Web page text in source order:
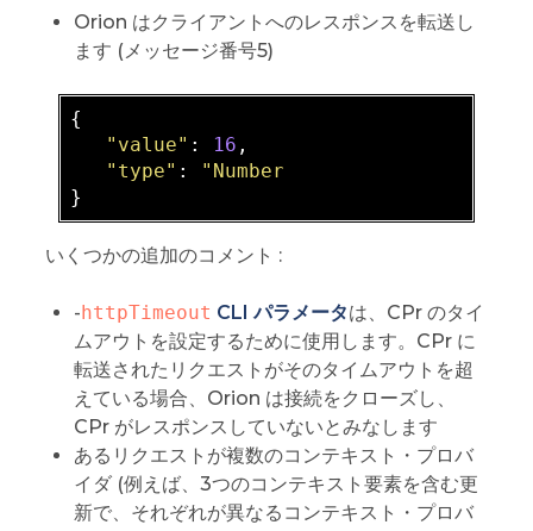
Orion はクライアントへのレスポンスを転送し
ます (メッセージ番号5)
{
"value" : 16 ,
"type" :
"Number
いくつかの追加のコメント :
-httpTimeout CLI パラメータは、CPr のタイ
ムアウトを設定するために使用します。CPr に
転送されたリクエストがそのタイムアウトを超
えている場合、Orion は接続をクローズし、
CPr がレスポンスしていないとみなします
あるリクエストが複数のコンテキスト・プロバ
イダ (例えば、3つのコンテキスト要素を含む更
新で、それぞれが異なるコンテキスト・プロバ